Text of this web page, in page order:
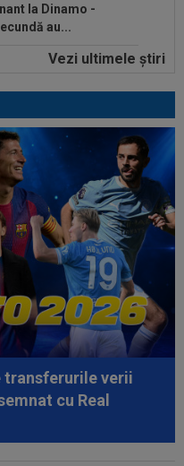
la Dinamo -
au...
după ce
meciului Dinamo -
la...
- Sporting 0-0,
Cele mai tari...
la o zi după
1-2, la Budapesta.
s-a ferit să
ai dreptate...
Vezi ultimele ştiri
transferurile verii
cu Real